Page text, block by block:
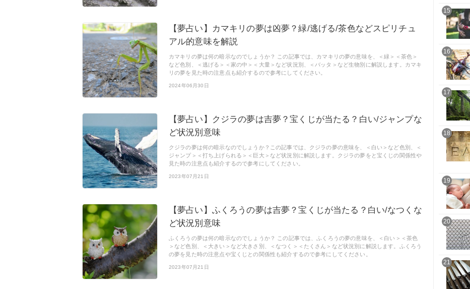
【夢占い】カマキリの夢は凶夢？緑/逃げる/茶色などスピリチュ
アル的意味を解説
カマキリの夢は何の暗示なのでしょうか？ この記事では、カマキリの夢の意味を、＜緑＞＜茶色＞
など色別、＜逃げる＞＜家の中＞＜大量＞など状況別、＜バッタ＞など生物別に解説します。カマキ
リの夢を見た時の注意点も紹介するので参考にしてください。
2024年06月30日
【夢占い】クジラの夢は吉夢？宝くじが当たる？白い/ジャンプな
ど状況別意味
クジラの夢は何の暗示なのでしょうか？この記事では、クジラの夢の意味を、＜白い＞など色別、＜
ジャンプ＞＜打ち上げられる＞＜巨大＞など状況別に解説します。クジラの夢をと宝くじの関係性や
見た時の注意点も紹介するので参考にしてください。
2023年07月21日
【夢占い】ふくろうの夢は吉夢？宝くじが当たる？白い/なつくな
ど状況別意味
ふくろうの夢は何の暗示なのでしょうか？ この記事では、ふくろうの夢の意味を、＜白い＞＜茶色
＞など色別、＜大きい＞など大きさ別、＜なつく＞＜たくさん＞など状況別に解説します。ふくろう
の夢を見た時の注意点や宝くじとの関係性も紹介するので参考にしてください。
2023年07月21日
15
16
17
18
19
20
21